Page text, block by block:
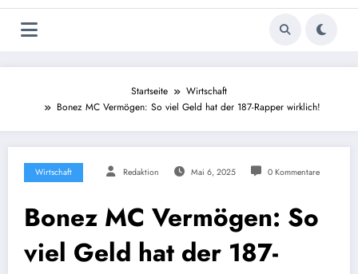
Startseite
Wirtschaft
Bonez MC Vermögen: So viel Geld hat der 187-Rapper wirklich!
Wirtschaft Redaktion Mai 6, 2025 0 Kommentare
Bonez MC Vermögen: So
viel Geld hat der 187-